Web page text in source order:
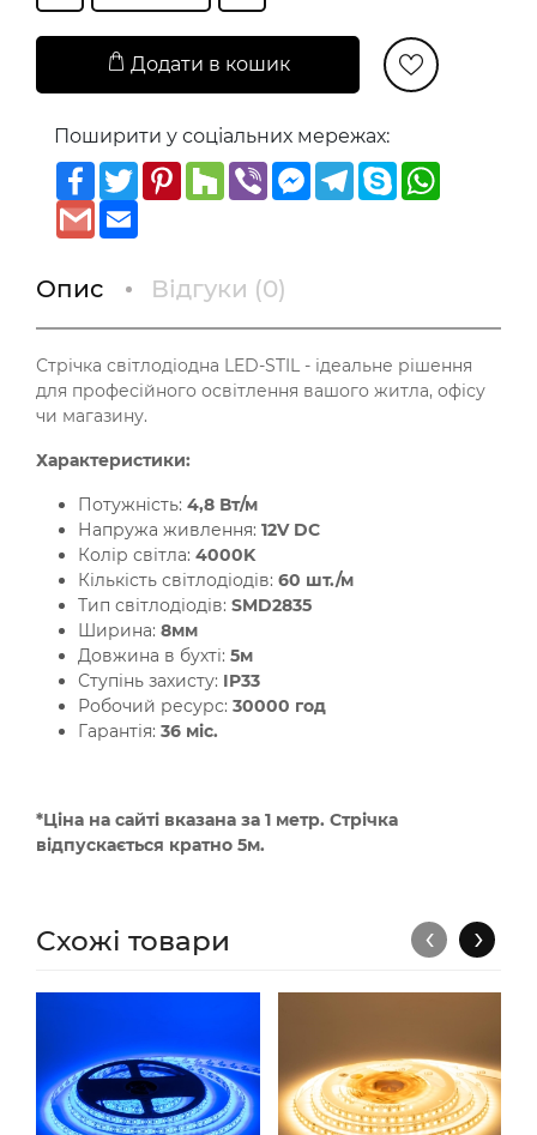
Додати в кошик
Поширити у соціальних мережах:
Facebook
TwitterPinterest
HouzzViberMessenger
Telegram
Skype
Gmail
Опис Відгуки (0)
Стрічка світлодіодна LED-STIL - ідеальне рішення
для професійного освітлення вашого житла, офісу
чи магазину.
Характеристики:
Потужність: 4,8 Вт/м
Напружа живлення: 12V DC
Колір світла: 4000K
Кількість світлодіодів: 60 шт./м
Тип світлодіодів: SMD2835
Ширина: 8мм
Довжина в бухті: 5м
Ступінь захисту: IP33
Робочий ресурс: 30000 год
Гарантія: 36 міс.
*Ціна на сайті вказана за 1 метр. Стрічка
відпускається кратно 5м.
Схожі товари ‹ ›